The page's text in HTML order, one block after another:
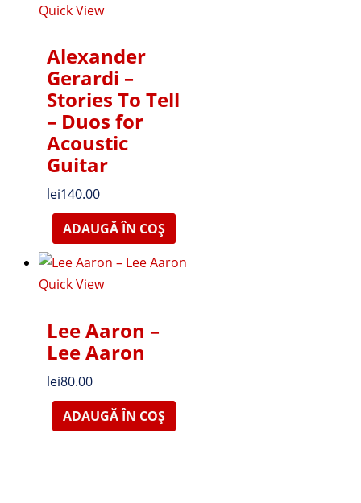
Quick View
Alexander
Gerardi –
Stories To Tell
– Duos for
Acoustic
Guitar
lei140.00
ADAUGĂ ÎN COȘ
Quick View
Lee Aaron –
Lee Aaron
lei80.00
ADAUGĂ ÎN COȘ